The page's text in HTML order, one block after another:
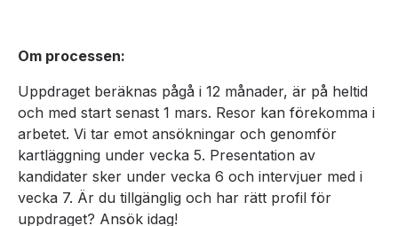
Om processen:
Uppdraget beräknas pågå i 12 månader, är på heltid
och med start senast 1 mars. Resor kan förekomma i
arbetet. Vi tar emot ansökningar och genomför
kartläggning under vecka 5. Presentation av
kandidater sker under vecka 6 och intervjuer med i
vecka 7. Är du tillgänglig och har rätt profil för
uppdraget? Ansök idag!